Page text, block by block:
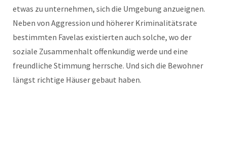
etwas zu unternehmen, sich die Umgebung anzueignen.
Neben von Aggression und höherer Kriminalitätsrate
bestimmten Favelas existierten auch solche, wo der
soziale Zusammenhalt offenkundig werde und eine
freundliche Stimmung herrsche. Und sich die Bewohner
längst richtige Häuser gebaut haben.